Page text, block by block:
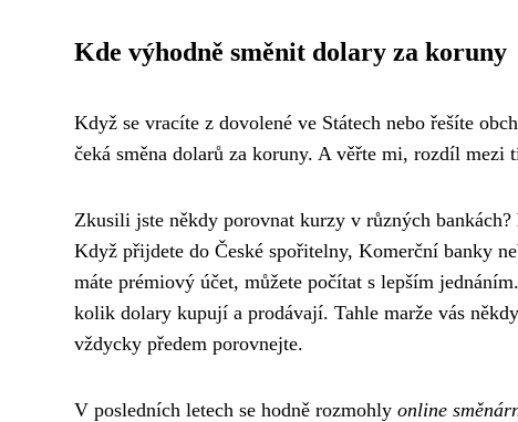
Kde výhodně směnit dolary za koruny
Když se vracíte z dovolené ve Státech nebo řešíte
čeká směna dolarů za koruny. A věřte mi, rozdíl
Zkusili jste někdy porovnat kurzy v různých bankách?
Když přijdete do České spořitelny, Komerční banky
máte prémiový účet, můžete počítat s lepším
kolik dolary kupují a prodávají. Tahle marže vás
vždycky předem porovnejte.
V posledních letech se hodně rozmohly online